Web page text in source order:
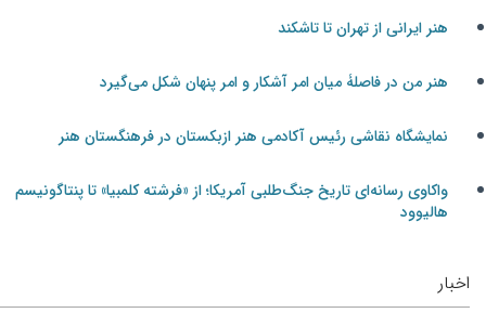
هنر ایرانی از تهران تا تاشکند
هنر من در فاصلۀ میان امر آشکار و امر پنهان شکل می‌گیرد
نمایشگاه نقاشی رئیس آکادمی هنر ازبکستان در فرهنگستان هنر
واکاوی رسانه‌ای تاریخ جنگ‌طلبی آمریکا؛ از «فرشته کلمبیا» تا پنتاگونیسم
هالیوود
اخبار